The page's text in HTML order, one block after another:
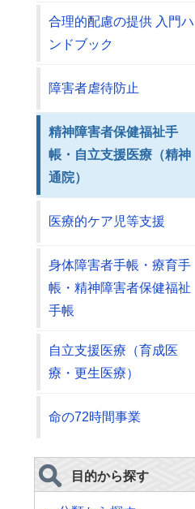
合理的配慮の提供 入門ハ
ンドブック
障害者虐待防止
精神障害者保健福祉手
帳・自立支援医療（精神
通院）
医療的ケア児等支援
身体障害者手帳・療育手
帳・精神障害者保健福祉
手帳
自立支援医療（育成医
療・更生医療）
命の72時間事業
目的から探す